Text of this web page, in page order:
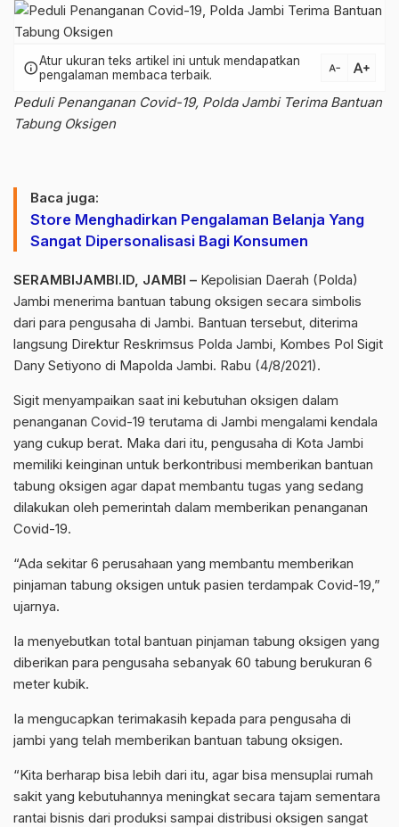
infoAtur ukuran teks artikel ini untuk mendapatkan
pengalaman membaca terbaik.
text_decrease text_increase
Peduli Penanganan Covid-19, Polda Jambi Terima Bantuan
Tabung Oksigen
Baca juga:
Store Menghadirkan Pengalaman Belanja Yang
Sangat Dipersonalisasi Bagi Konsumen
SERAMBIJAMBI.ID, JAMBI – Kepolisian Daerah (Polda)
Jambi menerima bantuan tabung oksigen secara simbolis
dari para pengusaha di Jambi. Bantuan tersebut, diterima
langsung Direktur Reskrimsus Polda Jambi, Kombes Pol Sigit
Dany Setiyono di Mapolda Jambi. Rabu (4/8/2021).
Sigit menyampaikan saat ini kebutuhan oksigen dalam
penanganan Covid-19 terutama di Jambi mengalami kendala
yang cukup berat. Maka dari itu, pengusaha di Kota Jambi
memiliki keinginan untuk berkontribusi memberikan bantuan
tabung oksigen agar dapat membantu tugas yang sedang
dilakukan oleh pemerintah dalam memberikan penanganan
Covid-19.
“Ada sekitar 6 perusahaan yang membantu memberikan
pinjaman tabung oksigen untuk pasien terdampak Covid-19,”
ujarnya.
Ia menyebutkan total bantuan pinjaman tabung oksigen yang
diberikan para pengusaha sebanyak 60 tabung berukuran 6
meter kubik.
Ia mengucapkan terimakasih kepada para pengusaha di
jambi yang telah memberikan bantuan tabung oksigen.
“Kita berharap bisa lebih dari itu, agar bisa mensuplai rumah
sakit yang kebutuhannya meningkat secara tajam sementara
rantai bisnis dari produksi sampai distribusi oksigen sangat